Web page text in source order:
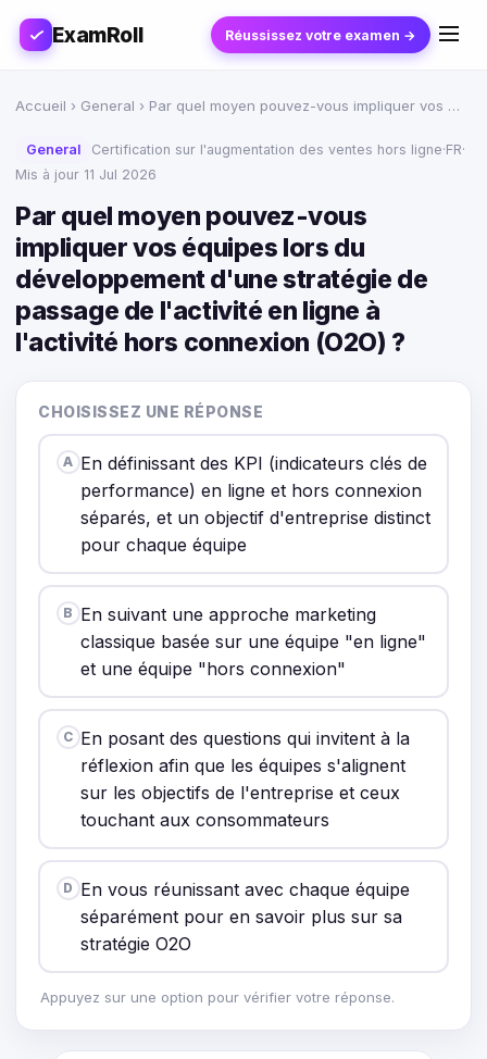
ExamRoll Réussissez votre examen →
Accueil › General › Par quel moyen pouvez-vous impliquer vos …
General Certification sur l'augmentation des ventes hors ligne·FR·
Mis à jour 11 Jul 2026
Par quel moyen pouvez-vous
impliquer vos équipes lors du
développement d'une stratégie de
passage de l'activité en ligne à
l'activité hors connexion (O2O) ?
CHOISISSEZ UNE RÉPONSE
A En définissant des KPI (indicateurs clés de
performance) en ligne et hors connexion
séparés, et un objectif d'entreprise distinct
pour chaque équipe
B En suivant une approche marketing
classique basée sur une équipe "en ligne"
et une équipe "hors connexion"
C En posant des questions qui invitent à la
réflexion afin que les équipes s'alignent
sur les objectifs de l'entreprise et ceux
touchant aux consommateurs
D En vous réunissant avec chaque équipe
séparément pour en savoir plus sur sa
stratégie O2O
Appuyez sur une option pour vérifier votre réponse.